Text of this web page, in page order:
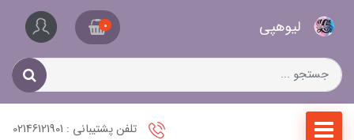
لیو‌هپی 0
تلفن پشتیبانی : 02146121901